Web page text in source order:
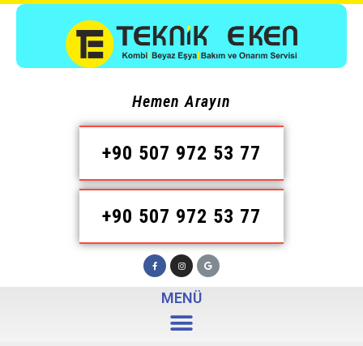
Hemen Arayın
+90 507 972 53 77
+90 507 972 53 77
MENÜ